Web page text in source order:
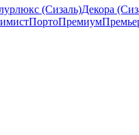
(Сизаль)Декора
ПортоПремиум